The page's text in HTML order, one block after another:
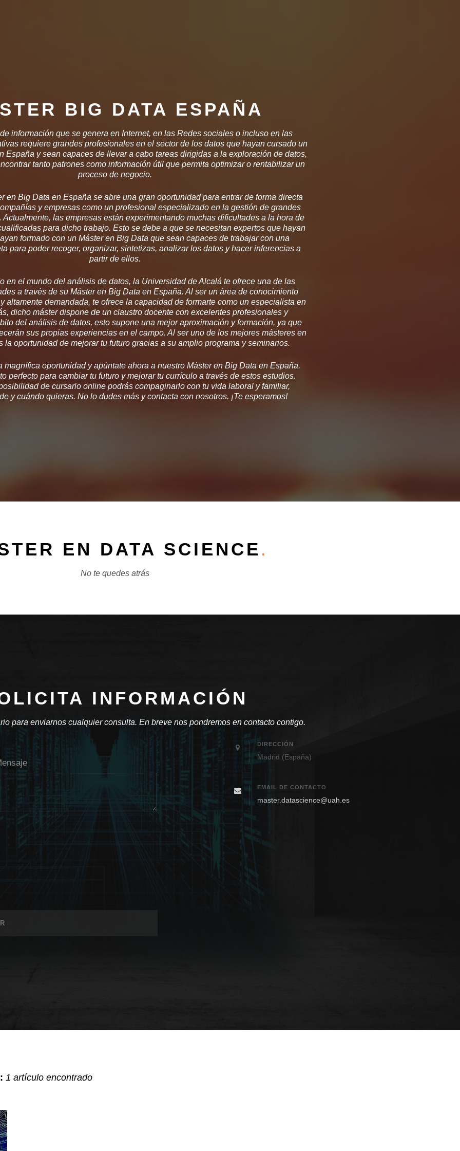
BIG DATA ESPAÑA
información que se genera en Internet, en las Redes sociales o incluso en las
requiere grandes profesionales en el sector de los datos que hayan cursado un
España y sean capaces de llevar a cabo tareas dirigidas a la exploración de datos,
tanto patrones como información útil que permita optimizar o rentabilizar un
proceso de negocio.
en Big Data en España se abre una gran oportunidad para entrar de forma directa
y empresas como un profesional especializado en la gestión de grandes
Actualmente, las empresas están experimentando muchas dificultades a la hora de
para dicho trabajo. Esto se debe a que se necesitan expertos que hayan
formado con un Máster en Big Data que sean capaces de trabajar con una
para poder recoger, organizar, sintetizas, analizar los datos y hacer inferencias a
partir de ellos.
en el mundo del análisis de datos, la Universidad de Alcalá te ofrece una de las
a través de su Máster en Big Data en España. Al ser un área de conocimiento
altamente demandada, te ofrece la capacidad de formarte como un especialista en
dicho máster dispone de un claustro docente con excelentes profesionales y
del análisis de datos, esto supone una mejor aproximación y formación, ya que
sus propias experiencias en el campo. Al ser uno de los mejores másteres en
la oportunidad de mejorar tu futuro gracias a su amplio programa y seminarios.
magnífica oportunidad y apúntate ahora a nuestro Máster en Big Data en España.
perfecto para cambiar tu futuro y mejorar tu currículo a través de estos estudios.
de cursarlo online podrás compaginarlo con tu vida laboral y familiar,
y cuándo quieras. No lo dudes más y contacta con nosotros. ¡Te esperamos!
EN DATA SCIENCE .
No te quedes atrás
INFORMACIÓN
para enviarnos cualquier consulta. En breve nos pondremos en contacto contigo.
DIRECCIÓN
Madrid (España)
EMAIL DE CONTACTO
master.datascience@uah.es
: 1 artículo encontrado